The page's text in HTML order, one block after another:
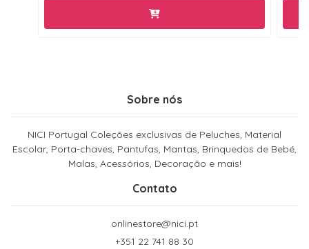
Sobre nós
NICI Portugal Coleções exclusivas de Peluches, Material
Escolar, Porta-chaves, Pantufas, Mantas, Brinquedos de Bebé,
Malas, Acessórios, Decoração e mais!
Contato
onlinestore@nici.pt
+351 22 741 88 30